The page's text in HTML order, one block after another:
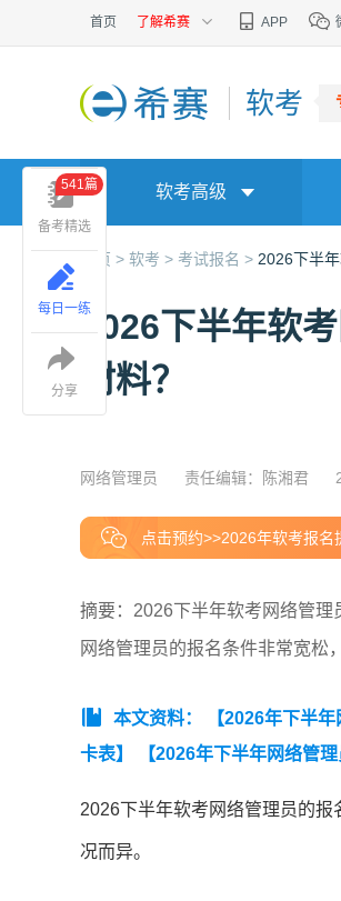
首页 了解希赛 APP
软考
软考高级
首页 > 软考 > 考试报名 > 2026下半
2026下半年软
材料？
网络管理员 责任编辑：陈湘君
点击预约>>2026年软考报名
摘要：2026下半年软考网络管
网络管理员的报名条件非常宽松
本文资料： 【2026年下半
卡表】
【2026年下半年网络管理
2026下半年软考网络管理员的
况而异。
备考精选
541篇
每日一练
分享